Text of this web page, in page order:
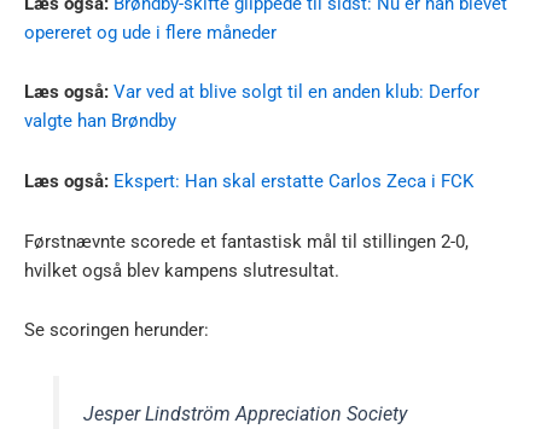
opereret og ude i flere måneder
Læs også: Var ved at blive solgt til en anden klub: Derfor
valgte han Brøndby
Læs også: Ekspert: Han skal erstatte Carlos Zeca i FCK
Førstnævnte scorede et fantastisk mål til stillingen 2-0,
hvilket også blev kampens slutresultat.
Se scoringen herunder:
Jesper Lindström Appreciation Society